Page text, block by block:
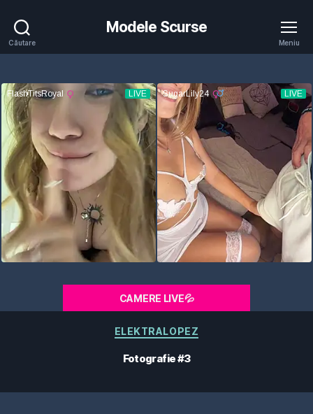
Căutare
Modele Scurse
Meniu
CAMERE LIVE💦
Categorii
ELEKTRALOPEZ
Fotografie #3